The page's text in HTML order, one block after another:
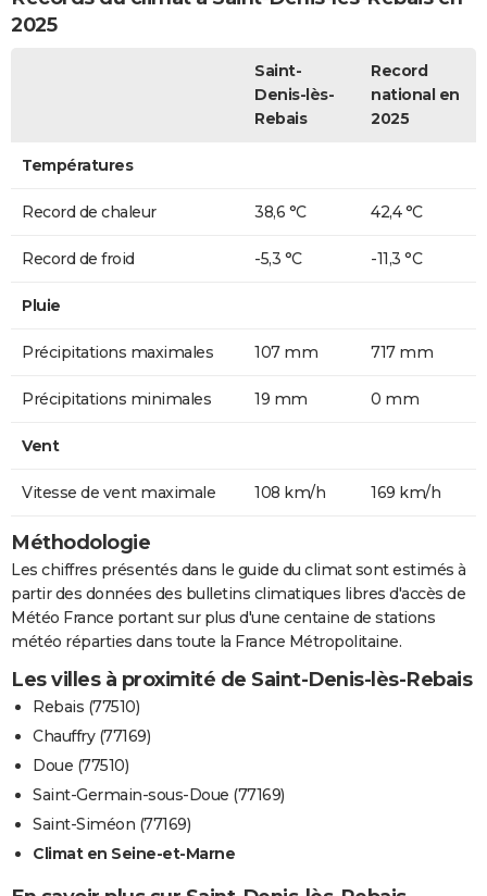
2025
Saint-
Denis-lès-
Rebais
Record
national en
2025
Températures
Record de chaleur 38,6 °C 42,4 °C
Record de froid -5,3 °C -11,3 °C
Pluie
Précipitations maximales 107 mm 717 mm
Précipitations minimales 19 mm 0 mm
Vent
Vitesse de vent maximale 108 km/h 169 km/h
Méthodologie
Les chiffres présentés dans le guide du climat sont estimés à
partir des données des bulletins climatiques libres d'accès de
Météo France portant sur plus d'une centaine de stations
météo réparties dans toute la France Métropolitaine.
Les villes à proximité de Saint-Denis-lès-Rebais
Rebais (77510)
Chauffry (77169)
Doue (77510)
Saint-Germain-sous-Doue (77169)
Saint-Siméon (77169)
Climat en Seine-et-Marne